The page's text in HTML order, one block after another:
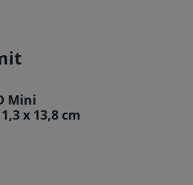
Mini
x 13,8 cm